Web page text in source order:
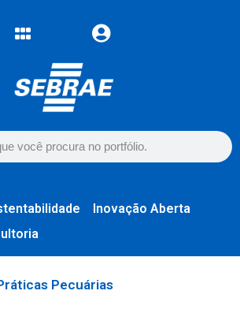
Inovação Aberta
Pecuárias